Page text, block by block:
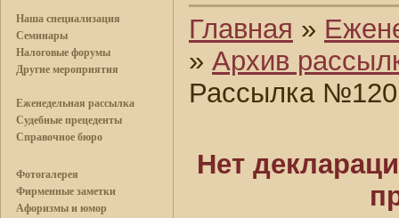
Наша специализация
Семинары
Налоговые форумы
Другие мероприятия
Еженедельная рассылка
Судебные прецеденты
Справочное бюро
Фотогалерея
Фирменные заметки
Афоризмы и юмор
Главная »
» Архив
Рассылка №120
Нет